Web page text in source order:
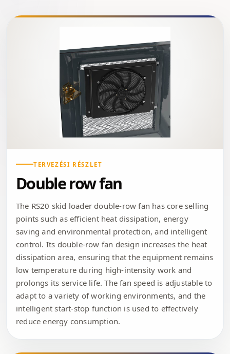
TERVEZÉSI RÉSZLET
Double row fan
The RS20 skid loader double-row fan has core selling
points such as efficient heat dissipation, energy
saving and environmental protection, and intelligent
control. Its double-row fan design increases the heat
dissipation area, ensuring that the equipment remains
low temperature during high-intensity work and
prolongs its service life. The fan speed is adjustable to
adapt to a variety of working environments, and the
intelligent start-stop function is used to effectively
reduce energy consumption.